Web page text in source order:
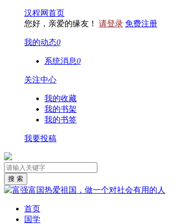
汉程网首页
您好，亲爱的缘友！ 请登录 免费注册
我的动态0
系统消息0
关注中心
我的收藏
我的书架
我的书签
我要投稿
首页
国学